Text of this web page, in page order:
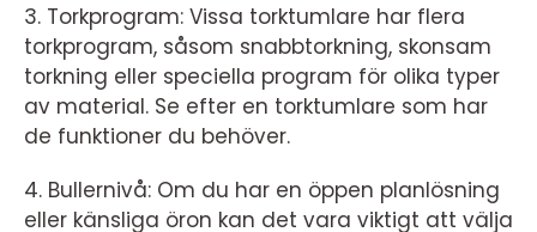
3. Torkprogram: Vissa torktumlare har flera
torkprogram, såsom snabbtorkning, skonsam
torkning eller speciella program för olika typer
av material. Se efter en torktumlare som har
de funktioner du behöver.
4. Bullernivå: Om du har en öppen planlösning
eller känsliga öron kan det vara viktigt att välja